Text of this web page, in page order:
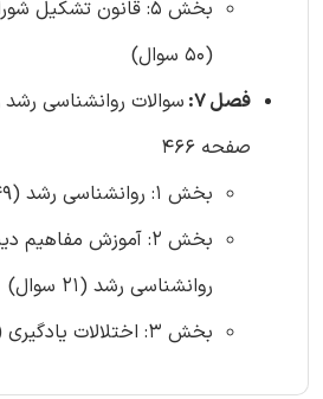
بخش 5: قانون تشکیل
(50 سوال)
فصل 7:
سوالات روانشناسی رشد
صفحه 466
بخش 1: روانشناسی رشد (149 سوال)
بخش 2: آموزش مفاهیم
روانشناسی رشد (21 سوال)
بخش 3: اختلالات یادگیری (66 سوال)